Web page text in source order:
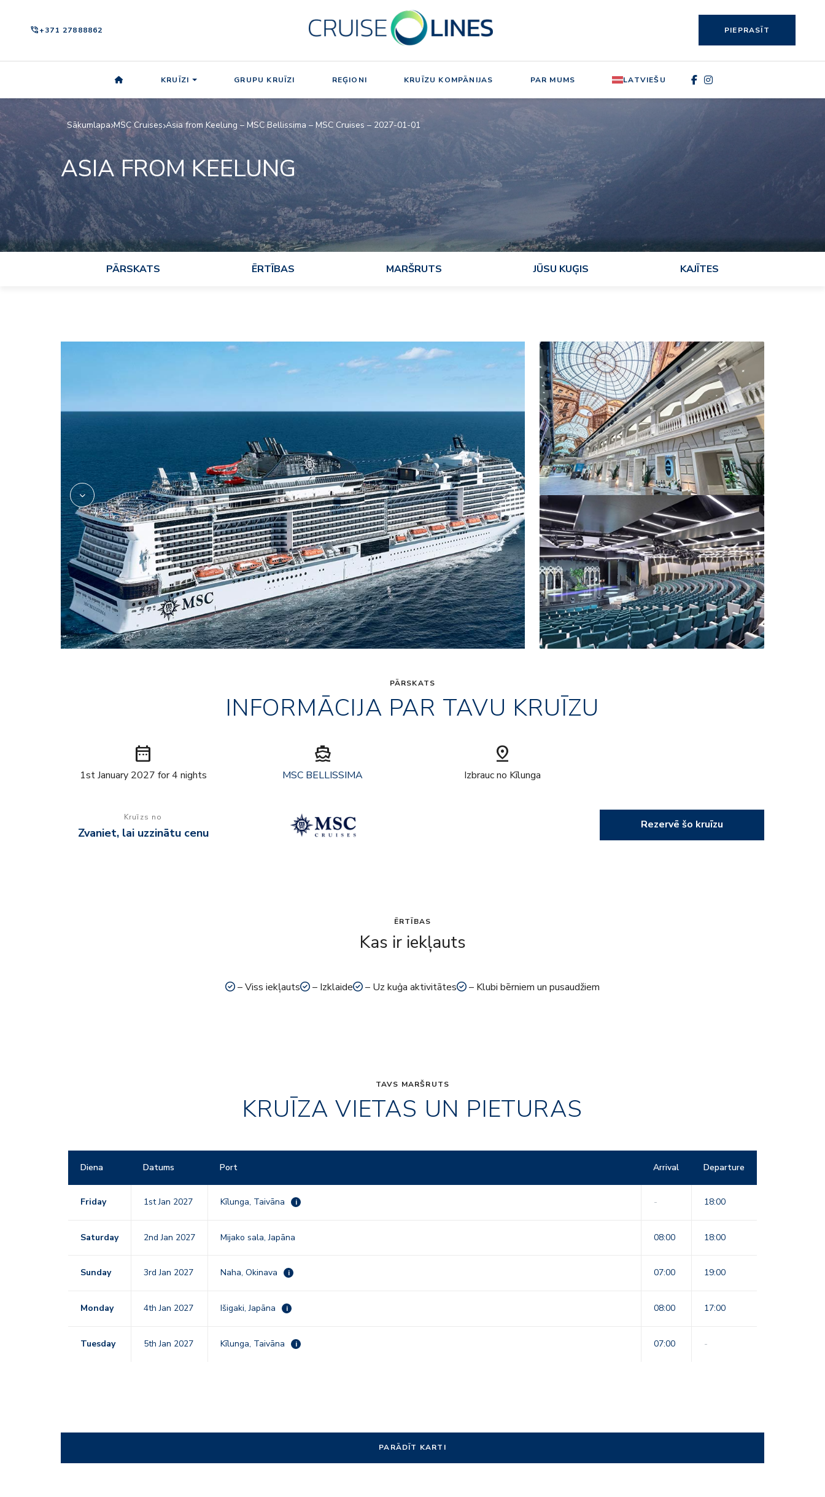
phone_in_talk+371 27888862 PIEPRASĪT
KRUĪZI GRUPU KRUĪZI REĢIONI KRUĪZU KOMPĀNIJAS PAR MUMS LATVIEŠU
Sākumlapa MSC Cruises Asia from Keelung – MSC Bellissima – MSC Cruises – 2027-01-01
ASIA FROM KEELUNG
PĀRSKATS ĒRTĪBAS MARŠRUTS JŪSU KUĢIS KAJĪTES
london-theatre
PĀRSKATS
INFORMĀCIJA PAR TAVU KRUĪZU
date_range
1st January 2027 for 4 nights
directions_boat
MSC BELLISSIMA
pin_drop
Izbrauc no Kīlunga
Kruīzs no
Zvaniet, lai uzzinātu cenu
Rezervē šo kruīzu
ĒRTĪBAS
Kas ir iekļauts
– Viss iekļauts – Izklaide – Uz kuģa aktivitātes – Klubi bērniem un pusaudžiem
TAVS MARŠRUTS
KRUĪZA VIETAS UN PIETURAS
Diena Datums Port Arrival Departure
Friday 1st Jan 2027 Kīlunga, Taivāna i - 18:00
Saturday 2nd Jan 2027 Mijako sala, Japāna 08:00 18:00
Sunday 3rd Jan 2027 Naha, Okinava i 07:00 19:00
Monday 4th Jan 2027 Išigaki, Japāna i 08:00 17:00
Tuesday 5th Jan 2027 Kīlunga, Taivāna i 07:00 -
PARĀDĪT KARTI